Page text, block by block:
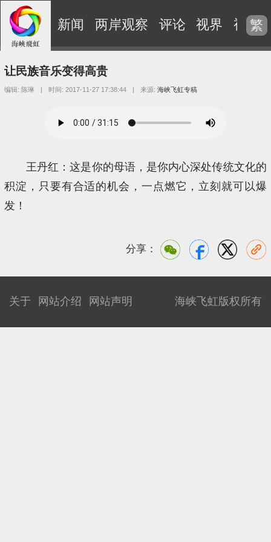
新闻 两岸观察 评论 视界 视频
繁
让民族音乐变得高贵
编辑: 陈琳 | 时间: 2017-11-27 17:38:44 | 来源:海峡飞虹专稿
王丹红：这是你的母语，是你内心深处传统文化的
积淀，只要有合适的机会，一点燃它，立刻就可以爆
发！
分享：
海峡飞虹版权所有
关于 网站介绍 网站声明